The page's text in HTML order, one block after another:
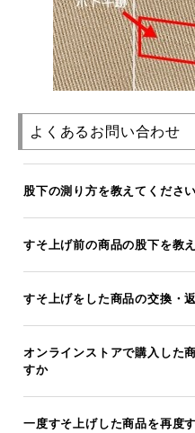
よくあるお問い合わせ
股下の測り方を教えてください
すそ上げ前の商品の股下を教
すそ上げをした商品の交換・
オンラインストアで購入した
すか
一度すそ上げした商品を再度